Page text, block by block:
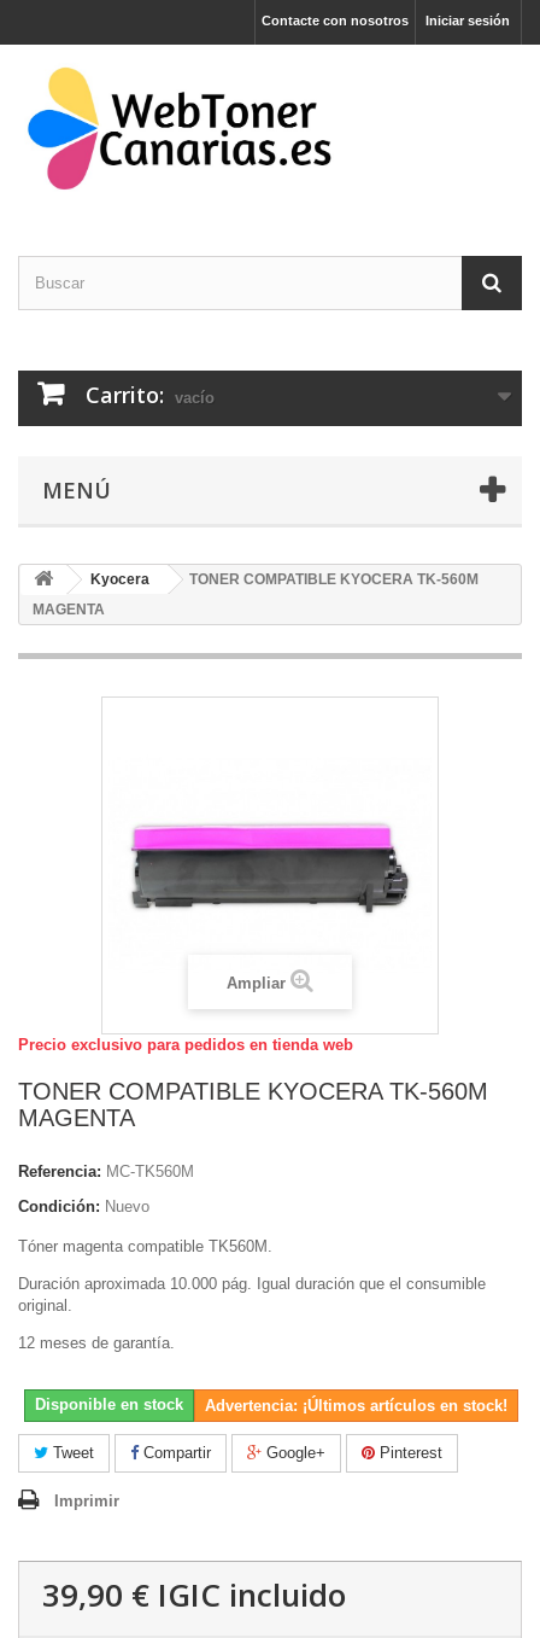
Iniciar sesión
Contacte con nosotros
Carrito: vacío
MENÚ
Kyocera
TONER COMPATIBLE KYOCERA TK-560M
MAGENTA
Ampliar
Precio exclusivo para pedidos en tienda web
TONER COMPATIBLE KYOCERA TK-560M
MAGENTA
Referencia: MC-TK560M
Condición: Nuevo
Tóner magenta compatible TK560M.
Duración aproximada 10.000 pág. Igual duración que el consumible
original.
12 meses de garantía.
Disponible en stock Advertencia: ¡Últimos artículos en stock!
Tweet Compartir Google+ Pinterest
Imprimir
39,90 € IGIC incluido